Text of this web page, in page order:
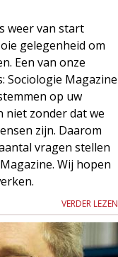
weer van start
gelegenheid om
Een van onze
Sociologie Magazine
op uw
niet zonder dat we
zijn. Daarom
vragen stellen
Wij hopen
VERDER LEZEN